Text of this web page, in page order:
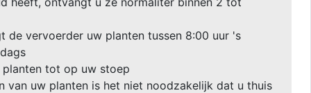
de vervoerder uw planten tussen 8:00 uur 's
tot op uw stoep
van uw planten is het niet noodzakelijk dat u thuis